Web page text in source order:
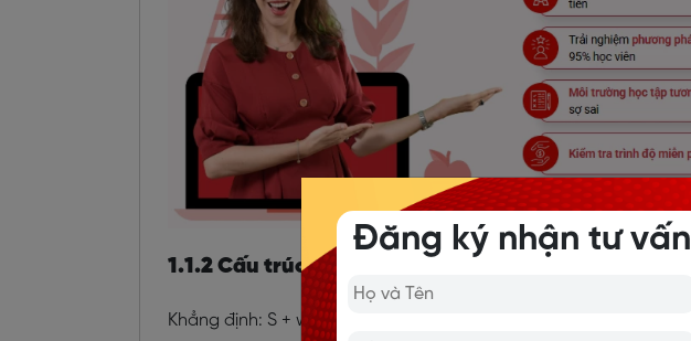
1.1.2 Cấu trúc
Khẳng định: S + will + V + O
Đăng ký nhận tư vấn